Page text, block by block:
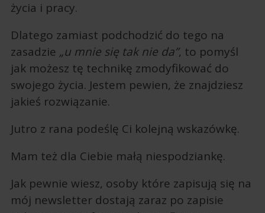
życia i pracy.
Dlatego zamiast podchodzić do tego na
zasadzie „u mnie się tak nie da”, to pomyśl
jak możesz tę technikę zmodyfikować do
swojego życia. Jestem pewien, że znajdziesz
jakieś rozwiązanie.
Jutro z rana podeślę Ci kolejną wskazówkę.
Mam też dla Ciebie małą niespodziankę.
Jak pewnie wiesz, osoby które zapisują się na
mój newsletter dostają zaraz po zapisie